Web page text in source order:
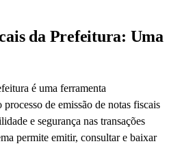
da Prefeitura: Uma
é uma ferramenta
de emissão de notas fiscais
e segurança nas transações
permite emitir, consultar e baixar